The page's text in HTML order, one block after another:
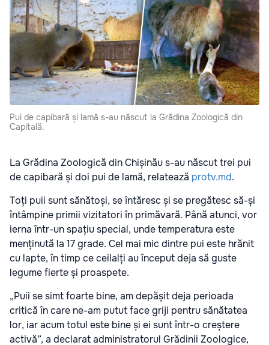
Pui de capibară și lamă s-au născut la Grădina Zoologică din
Capitală.
La Grădina Zoologică din Chișinău s-au născut trei pui
de capibară și doi pui de lamă, relatează protv.md.
Toți puii sunt sănătoși, se întăresc și se pregătesc să-și
întâmpine primii vizitatori în primăvară. Până atunci, vor
ierna într-un spațiu special, unde temperatura este
menținută la 17 grade. Cel mai mic dintre pui este hrănit
cu lapte, în timp ce ceilalți au început deja să guste
legume fierte și proaspete.
„Puii se simt foarte bine, am depășit deja perioada
critică în care ne-am putut face griji pentru sănătatea
lor, iar acum totul este bine și ei sunt într-o creștere
activă”, a declarat administratorul Grădinii Zoologice,